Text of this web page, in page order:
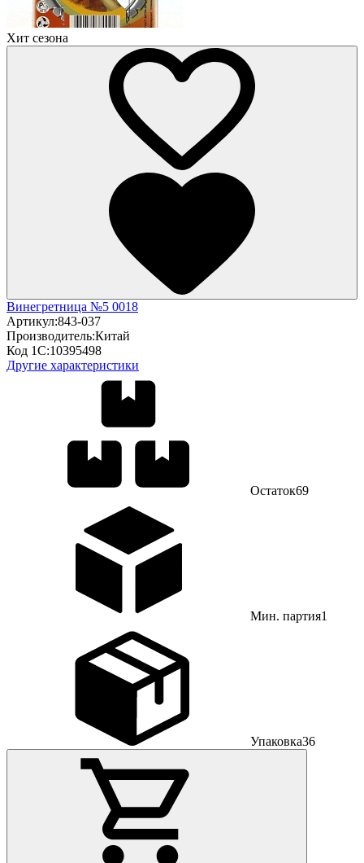
Хит сезона
Винегретница №5 0018
Артикул:843-037
Производитель:Китай
Код 1С:10395498
Другие характеристики
Остаток69
Мин. партия1
Упаковка36